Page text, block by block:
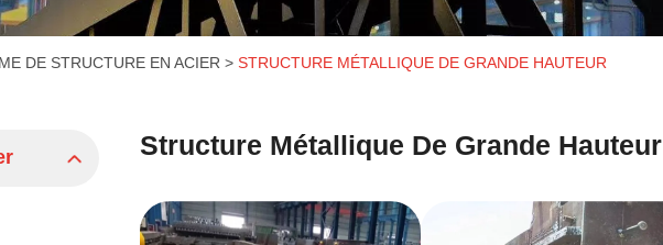
DE STRUCTURE EN ACIER STRUCTURE MÉTALLIQUE DE GRANDE HAUTEUR
Structure Métallique De Grande Hauteur